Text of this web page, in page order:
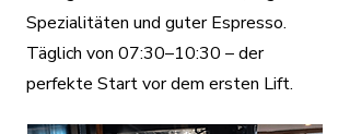
Spezialitäten und guter Espresso.
Täglich von 07:30–10:30 – der
perfekte Start vor dem ersten Lift.